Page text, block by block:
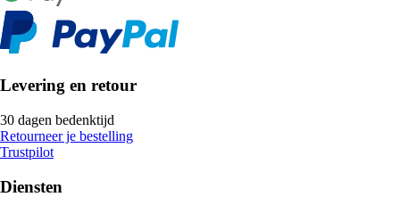
Levering en retour
30 dagen bedenktijd
Retourneer je bestelling
Trustpilot
Diensten